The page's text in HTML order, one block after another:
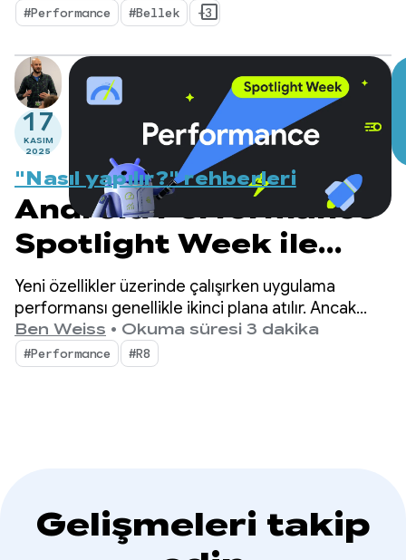
artırmanıza nasıl yardımcı olabileceğini gösterdik.
#Performance #Bellek +3
17
KASIM
2025
"Nasıl yapılır?" rehberleri
Android Performance
Spotlight Week ile
uygulamanızı hızla
geliştirin.
Yeni özellikler üzerinde çalışırken uygulama
performansı genellikle ikinci plana atılır. Ancak
geliştiriciler her zaman bu konuya dikkat etmese
de kullanıcılar, uygulamanızın performansının tam
olarak nerede geride kaldığını görebilir.
Ben Weiss • Okuma süresi 3 dakika
#Performance #R8
Gelişmeleri takip